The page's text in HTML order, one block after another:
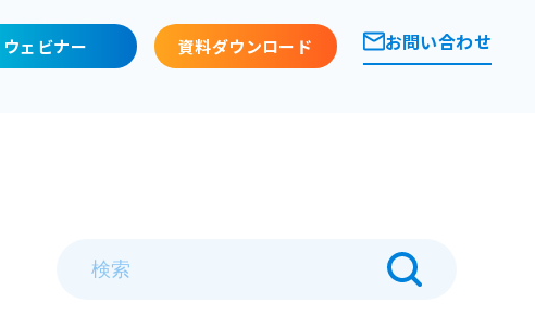
ウェビナー 資料ダウンロード お問い合わせ